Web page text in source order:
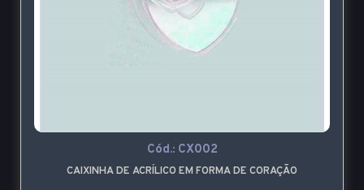
Cód.: CX002
CAIXINHA DE ACRÍLICO EM FORMA DE CORAÇÃO